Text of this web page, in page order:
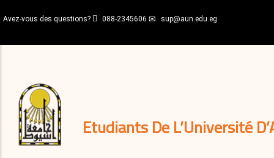
au
principal
Avez-vous des questions? 088-2345606 sup@aun.edu.eg
Etudiants De L’Université
décisions
Expatriés
Journal